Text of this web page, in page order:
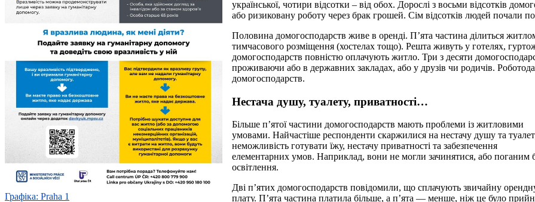
Графіка: Praha 1
української, чотири відсотки – від обох. Дорослі з восьми відсотків
або ризиковану роботу через брак грошей. Сім відсотків людей почали
Половина домогосподарств живе в оренді. П’ята частина ділиться
тимчасового розміщення (хостелах тощо). Решта живуть у готелях,
домогосподарств повністю оплачують житло. Три з десяти
проживаючи або в державних закладах, або у друзів чи родичів.
домогосподарств.
Нестача душу, туалету, приватності…
Більше п’ятої частини домогосподарств мають проблеми із житловими
умовами. Найчастіше респонденти скаржилися на нестачу душу та
неможливість готувати їжу, нестачу приватності та забезпечення
елементарних умов. Наприклад, вони не могли зачинятися, або поганим
освітлення.
Дві п’ятих домогосподарств повідомили, що сплачують звичайну
плату. П’ята частина платила більше, а п’ята — менше, ніж це було